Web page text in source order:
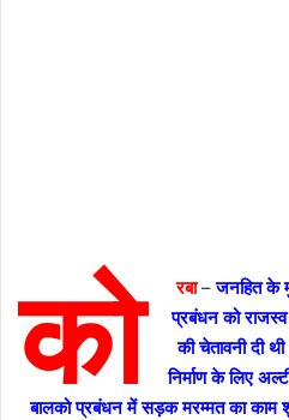
को रबा–जनहित के
प्रबंधन को
की चेतावनी दी
निर्माण के लिए
बालको प्रबंधन में सड़क मरम्मत का काम